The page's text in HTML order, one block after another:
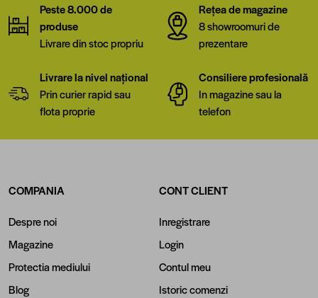
Peste 8.000 de
produse
Livrare din stoc propriu
Rețea de magazine
8 showroomuri de
prezentare
Livrare la nivel național
Prin curier rapid sau
flota proprie
Consiliere profesională
In magazine sau la
telefon
COMPANIA
Despre noi
Magazine
Protectia mediului
Blog
CONT CLIENT
Inregistrare
Login
Contul meu
Istoric comenzi